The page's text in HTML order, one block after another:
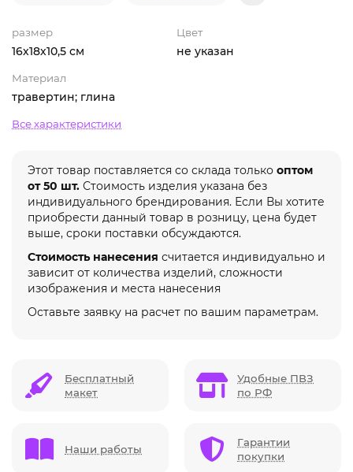
размер
16х18х10,5 см
Цвет
не указан
Материал
травертин; глина
Все характеристики
Этот товар поставляется со склада только оптом
от 50 шт. Стоимость изделия указана без
индивидуального брендирования. Если Вы хотите
приобрести данный товар в розницу, цена будет
выше, сроки поставки обсуждаются.
Стоимость нанесения считается индивидуально и
зависит от количества изделий, сложности
изображения и места нанесения
Оставьте заявку на расчет по вашим параметрам.
Бесплатный
макет
Удобные ПВЗ
по РФ
Наши работы
Гарантии
покупки